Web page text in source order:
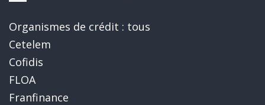
Organismes de crédit : tous
Cetelem
Cofidis
FLOA
Franfinance